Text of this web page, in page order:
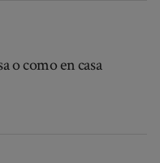
o como en casa